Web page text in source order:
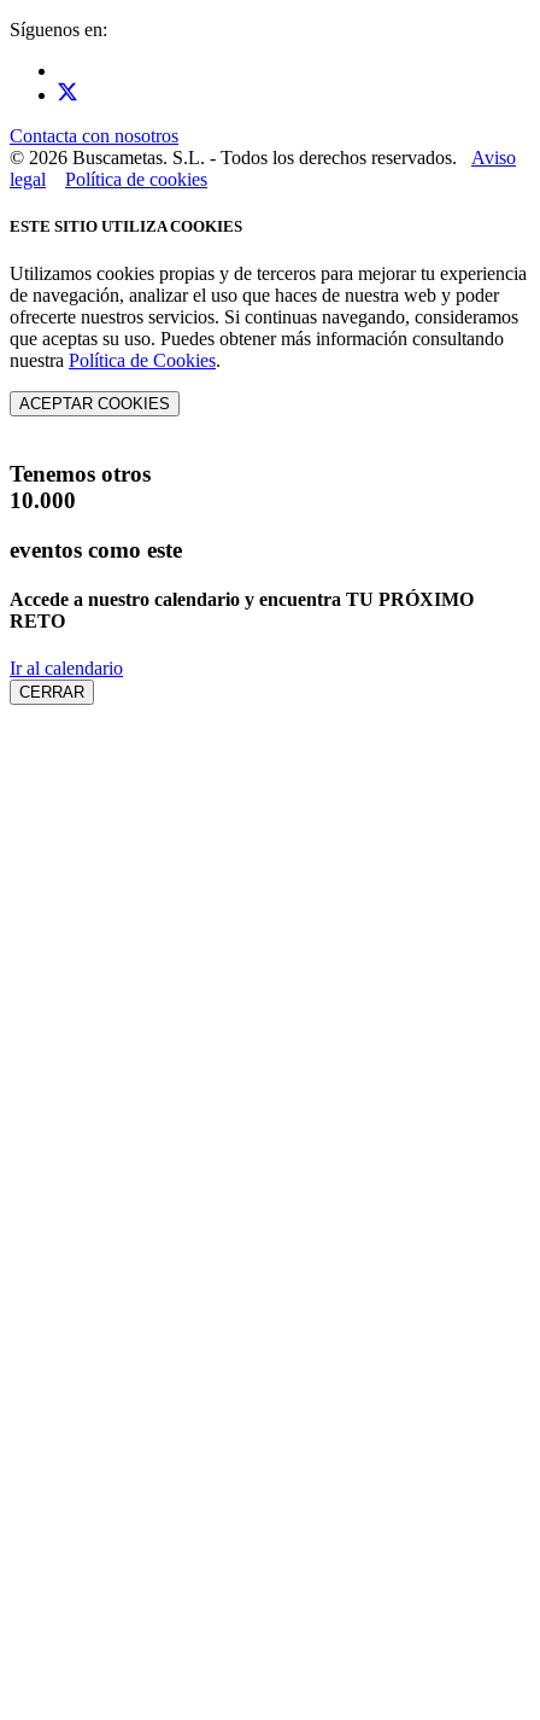
Síguenos en:
Contacta con nosotros
© 2026 Buscametas. S.L. - Todos los derechos reservados. Aviso
legal
Política de cookies
ESTE SITIO UTILIZA COOKIES
Utilizamos cookies propias y de terceros para mejorar tu experiencia
de navegación, analizar el uso que haces de nuestra web y poder
ofrecerte nuestros servicios. Si continuas navegando, consideramos
que aceptas su uso. Puedes obtener más información consultando
nuestra Política de Cookies.
ACEPTAR COOKIES
Tenemos otros
10.000
eventos como este
Accede a nuestro calendario y encuentra TU PRÓXIMO
RETO
Ir al calendario
CERRAR